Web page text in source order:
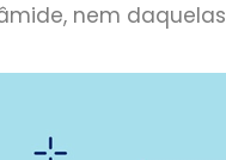
nem daquelas